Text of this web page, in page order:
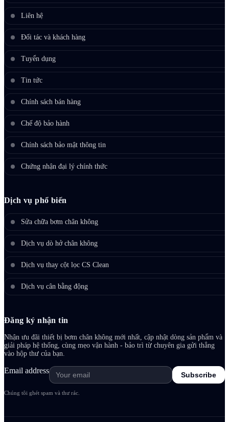
Liên hệ
Đối tác và khách hàng
Tuyển dụng
Tin tức
Chính sách bán hàng
Chế độ bảo hành
Chính sách bảo mật thông tin
Chứng nhận đại lý chính thức
Dịch vụ phổ biến
Sửa chữa bơm chân không
Dịch vụ dò hở chân không
Dịch vụ thay cột lọc CS Clean
Dịch vụ cân bằng động
Đăng ký nhận tin
Nhận ưu đãi thiết bị bơm chân không mới nhất, cập nhật dòng sản phẩm và
giải pháp hệ thống, cùng mẹo vận hành - bảo trì từ chuyên gia gửi thẳng
vào hộp thư của bạn.
Email address Subscribe
Chúng tôi ghét spam và thư rác.